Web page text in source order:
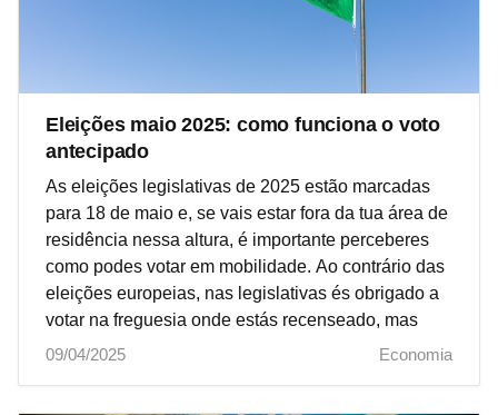
Eleições maio 2025: como funciona o voto
antecipado
As eleições legislativas de 2025 estão marcadas
para 18 de maio e, se vais estar fora da tua área de
residência nessa altura, é importante perceberes
como podes votar em mobilidade. Ao contrário das
eleições europeias, nas legislativas és obrigado a
votar na freguesia onde estás recenseado, mas
09/04/2025
Economia